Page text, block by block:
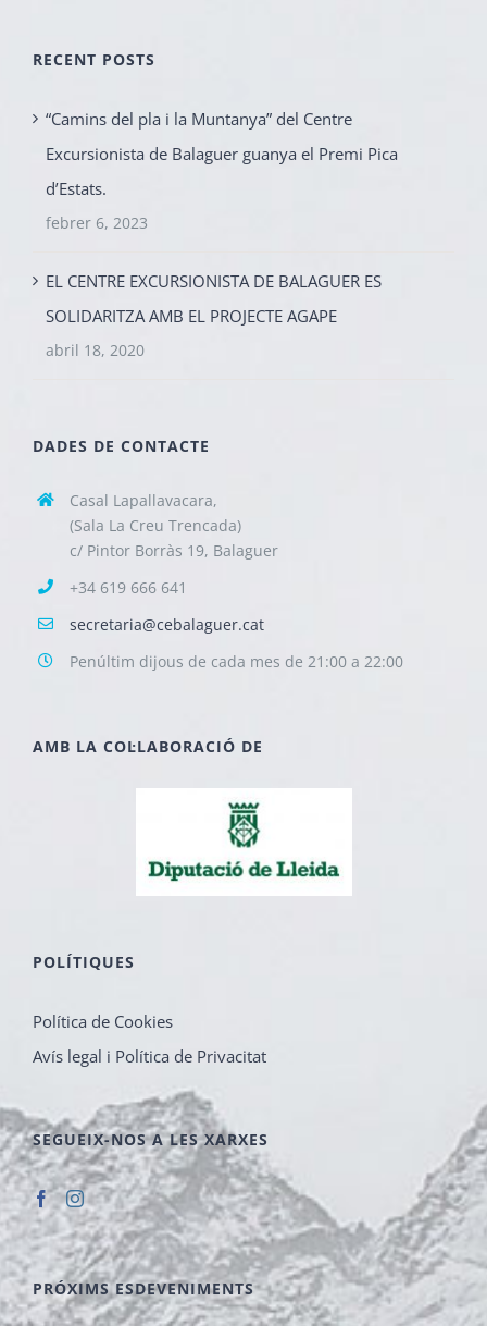
RECENT POSTS
“Camins del pla i la Muntanya” del Centre
Excursionista de Balaguer guanya el Premi Pica
d’Estats.
febrer 6, 2023
EL CENTRE EXCURSIONISTA DE BALAGUER ES
SOLIDARITZA AMB EL PROJECTE AGAPE
abril 18, 2020
DADES DE CONTACTE
Casal Lapallavacara,
(Sala La Creu Trencada)
c/ Pintor Borràs 19, Balaguer
+34 619 666 641
secretaria@cebalaguer.cat
Penúltim dijous de cada mes de 21:00 a 22:00
AMB LA COL·LABORACIÓ DE
POLÍTIQUES
Política de Cookies
Avís legal i Política de Privacitat
SEGUEIX-NOS A LES XARXES
PRÓXIMS ESDEVENIMENTS